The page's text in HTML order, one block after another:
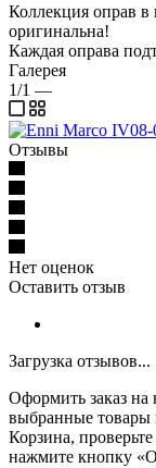
Коллекция оправ
оригинальна!
Каждая оправа
Галерея
1/1 —
Отзывы
Нет оценок
Оставить отзыв
Загрузка отзывов...
Оформить заказ на
выбранные товары
Корзина,
нажмите кнопку